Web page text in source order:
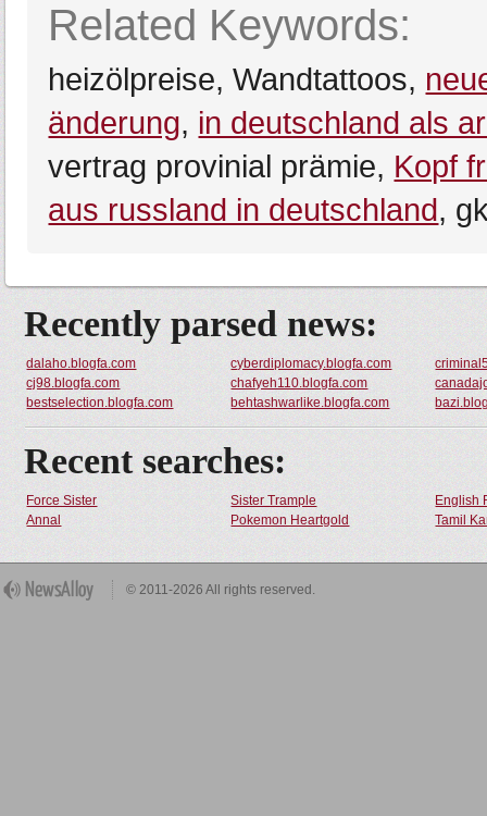
Related Keywords:
heizölpreise, Wandtattoos,
änderung, in deutschland als
vertrag provinial prämie, Kopf
aus russland in deutschland,
Recently parsed news:
dalaho.blogfa.com cyberdiplomacy.blogfa.com
cj98.blogfa.com
chafyeh110.blogfa.com
bestselection.blogfa.com
behtashwarlike.blogfa.com
Recent searches:
Force Sister Sister Trample
English
Annal
Pokemon Heartgold Tamil
© 2011-2026 All rights reserved.